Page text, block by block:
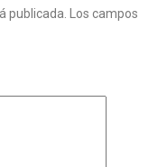
publicada. Los campos